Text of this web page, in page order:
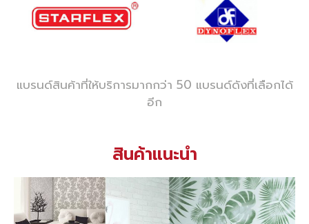
แบรนด์สินค้าที่ให้บริการมากกว่า 50 แบรนด์ดังที่เลือกได้
อีก
สินค้าแนะนำ